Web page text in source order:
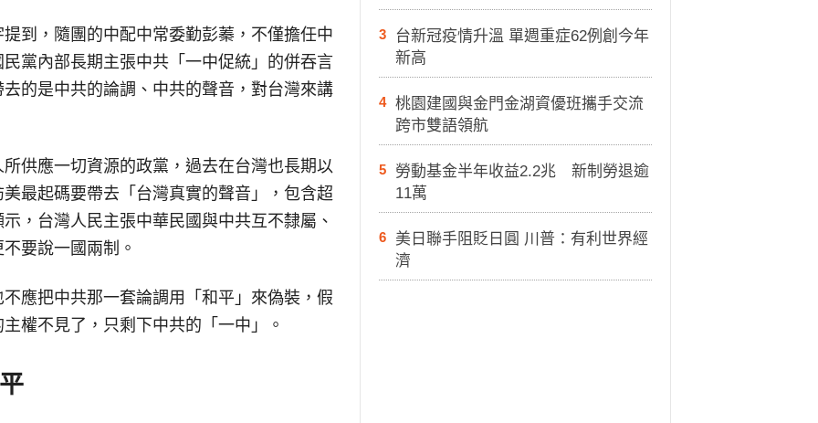
到，隨團的中配中常委勤彭蓁，不僅擔任中
黨內部長期主張中共「一中促統」的併吞言
的是中共的論調、中共的聲音，對台灣來講
供應一切資源的政黨，過去在台灣也長期以
最起碼要帶去「台灣真實的聲音」，包含超
，台灣人民主張中華民國與中共互不隸屬、
要說一國兩制。
應把中共那一套論調用「和平」來偽裝，假
權不見了，只剩下中共的「一中」。
3
台新冠疫情升溫 單週重症62例創今年
新高
4
桃園建國與金門金湖資優班攜手交流
跨市雙語領航
5
勞動基金半年收益2.2兆 新制勞退逾
11萬
6
美日聯手阻貶日圓 川普：有利世界經
濟